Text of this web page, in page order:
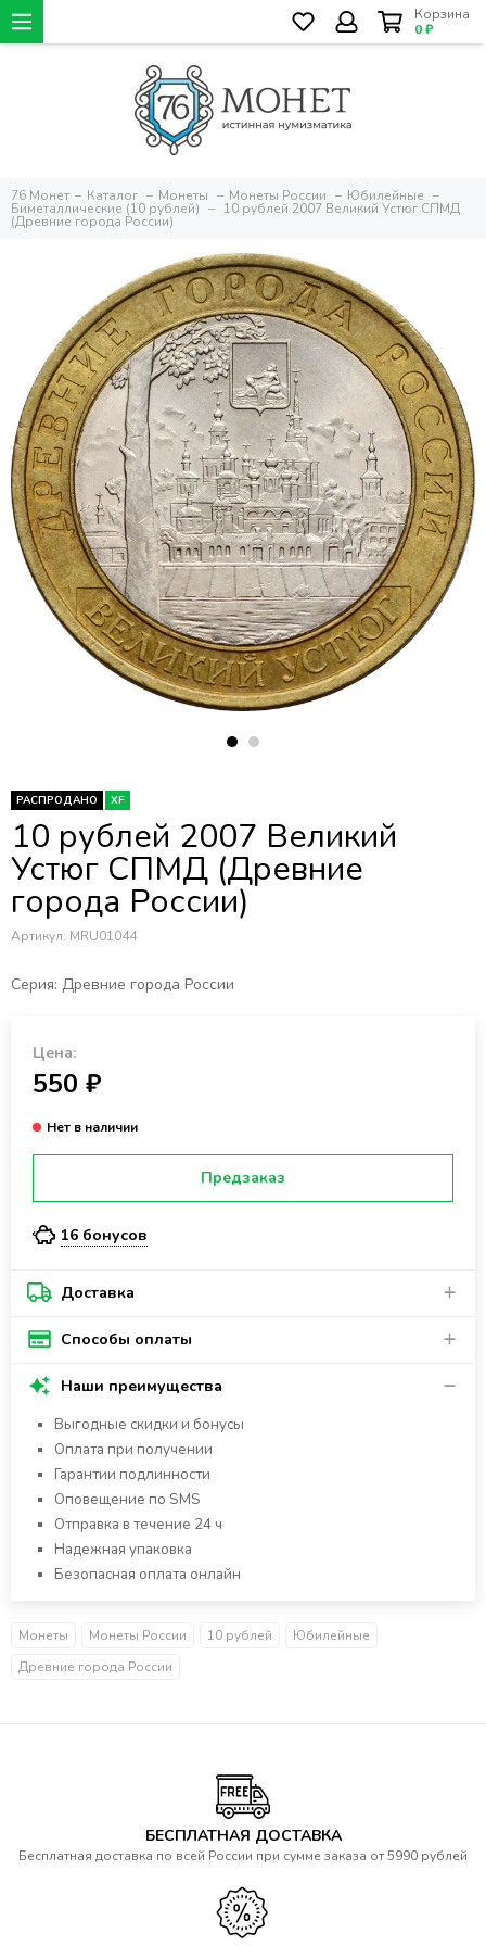
Корзина
0 ₽
76 Монет Каталог Монеты Монеты России Юбилейные
Биметаллические (10 рублей) 10 рублей 2007 Великий Устюг СПМД
(Древние города России)
РАСПРОДАНО XF
10 рублей 2007 Великий
Устюг СПМД (Древние
города России)
Артикул: MRU01044
Серия: Древние города России
Цена:
550 ₽
Предзаказ
16 бонусов
Доставка
Способы оплаты
Наши преимущества
Выгодные скидки и бонусы
Оплата при получении
Гарантии подлинности
Оповещение по SMS
Отправка в течение 24 ч
Надежная упаковка
Безопасная оплата онлайн
Монеты Монеты России 10 рублей
Юбилейные
Древние города России
БЕСПЛАТНАЯ ДОСТАВКА
Бесплатная доставка по всей России при сумме заказа от 5990 рублей